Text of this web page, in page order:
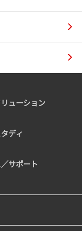
ューション
ディ
サポート